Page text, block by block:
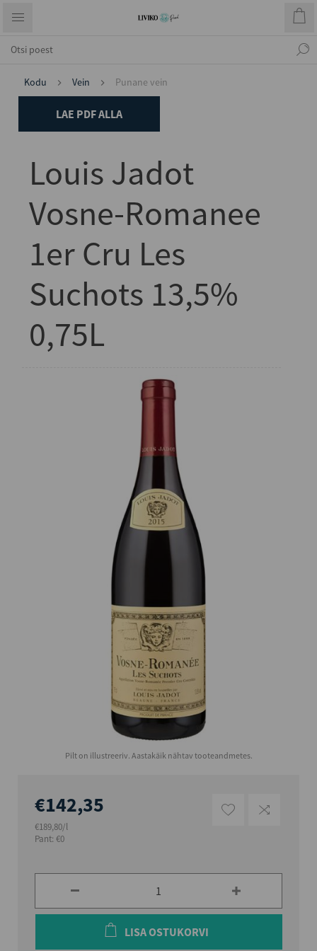
Kodu Vein Punane vein
LAE PDF ALLA
Louis Jadot
Vosne-Romanee
1er Cru Les
Suchots 13,5%
0,75L
Pilt on illustreeriv. Aastakäik nähtav tooteandmetes.
€142,35
€189,80/l
Pant: €0
LISA OSTUKORVI